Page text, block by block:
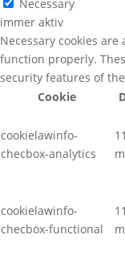
Necessary
immer aktiv
Necessary cookies
function properly.
security features of
Cookie
cookielawinfo-
checbox-analytics
11
cookielawinfo-
checbox-functional
11